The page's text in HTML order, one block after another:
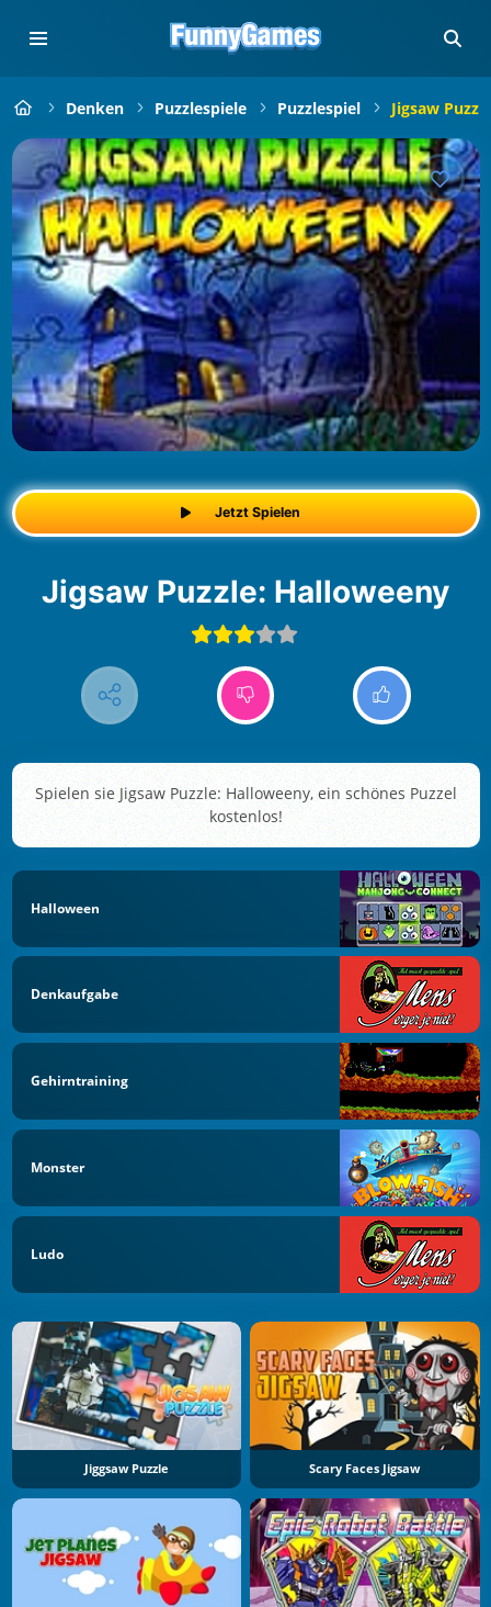
Denken Puzzlespiele Puzzlespiel Jigsaw
Jetzt Spielen
Jigsaw Puzzle: Halloweeny
Spielen sie Jigsaw Puzzle: Halloweeny, ein schönes Puzzel
kostenlos!
Halloween
Denkaufgabe
Gehirntraining
Monster
Ludo
Jiggsaw Puzzle Scary Faces Jigsaw